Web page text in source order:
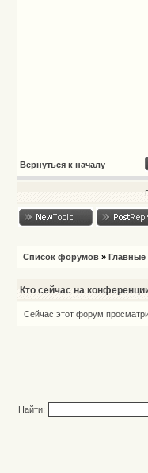
Вернуться к началу
Список форумов »
Кто сейчас на
Сейчас этот форум
Найти: